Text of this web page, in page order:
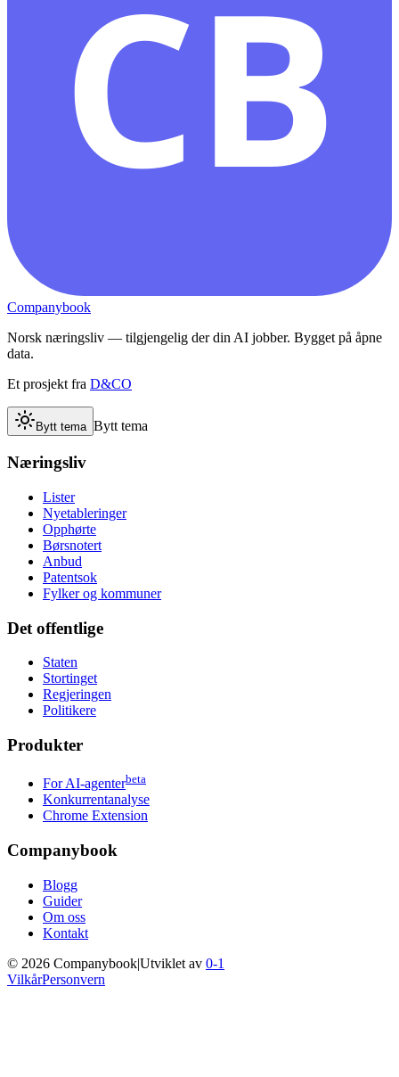
CB
Companybook
Norsk næringsliv — tilgjengelig der din AI jobber. Bygget på åpne
data.
Et prosjekt fra D&CO
Bytt tema Bytt tema
Næringsliv
Lister
Nyetableringer
Opphørte
Børsnotert
Anbud
Patentsok
Fylker og kommuner
Det offentlige
Staten
Stortinget
Regjeringen
Politikere
Produkter
For AI-agenterbeta
Konkurrentanalyse
Chrome Extension
Companybook
Blogg
Guider
Om oss
Kontakt
© 2026 Companybook|Utviklet av 0-1
VilkårPersonvern